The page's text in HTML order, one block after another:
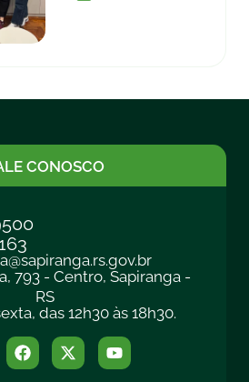
CONOSCO
793 - Centro, Sapiranga -
RS
das 12h30 às 18h30.